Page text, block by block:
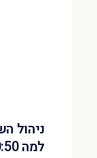
ניהול
למה 50:50 מנצח בפרישה